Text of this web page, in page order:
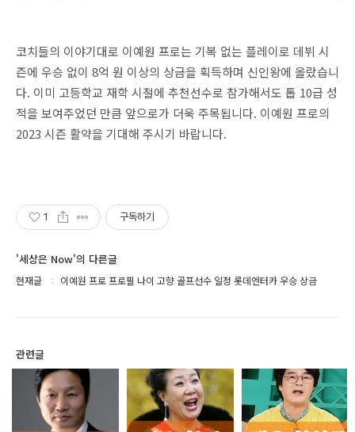
코치들의 이야기대로 이예원 프로는 기복 없는 플레이로 데뷔 시
즌에 우승 없이 8억 원 이상의 상금을 획득하며 신인왕에 올랐습니
다. 이미 고등학교 재학 시절에 추천선수로 참가해서도 톱 10급 성
적을 보여주었던 만큼 앞으로가 더욱 주목됩니다. 이예원 프로의
2023 시즌 활약을 기대해 주시기 바랍니다.
1 구독하기
'세상은 Now'의 다른글
현재글 이예원 프로 프로필 나이 고향 골프선수 일정 롯데엔터카 우승 상금
관련글